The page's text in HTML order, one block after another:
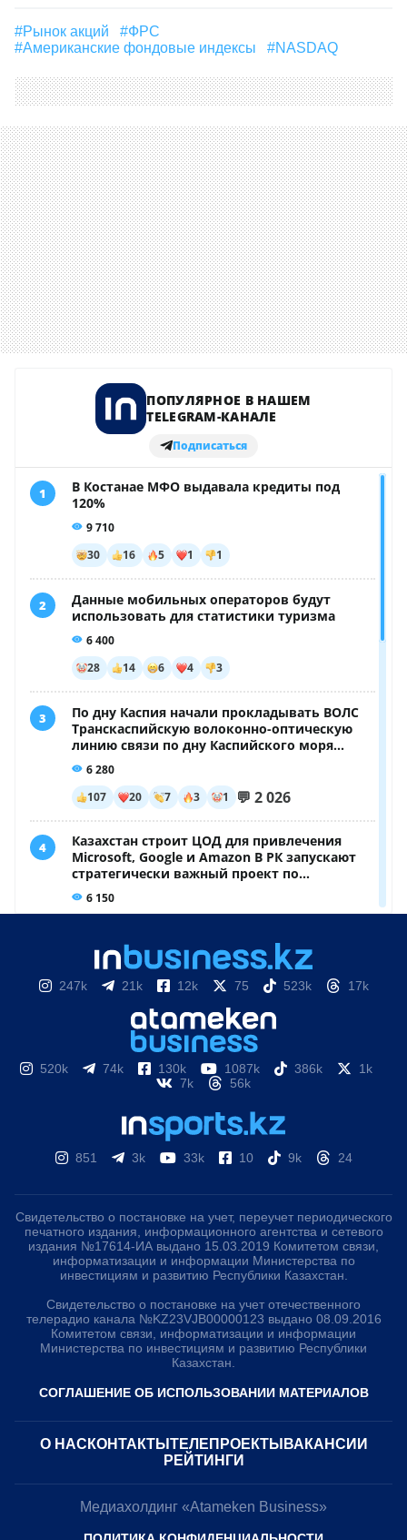
#рынок акций
#ФРС
#американские фондовые индексы
#NASDAQ
247k 21k 12k 75 523k 17k
520k 74k 130k 1087k 386k
1k
7k
56k
851 3k 33k 10 9k 24
Свидетельство о постановке на учет, переучет периодического
печатного издания, информационного агентства и сетевого
издания №17614-ИА выдано 15.03.2019 Комитетом связи,
информатизации и информации Министерства по
инвестициям и развитию Республики Казахстан.
Свидетельство о постановке на учет отечественного
телерадио канала №KZ23VJB00000123 выдано 08.09.2016
Комитетом связи, информатизации и информации
Министерства по инвестициям и развитию Республики
Казахстан.
СОГЛАШЕНИЕ ОБ ИСПОЛЬЗОВАНИИ МАТЕРИАЛОВ
О НАС КОНТАКТЫ ТЕЛЕПРОЕКТЫ ВАКАНСИИ
РЕЙТИНГИ
Медиахолдинг «Atameken Business»